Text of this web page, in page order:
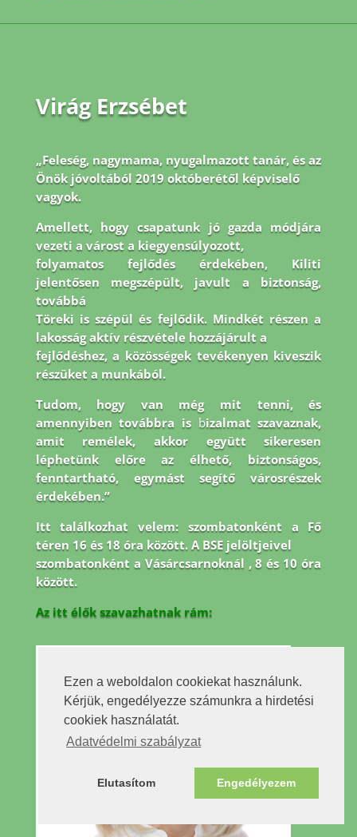
Ezen a weboldalon cookiekat használunk.
Kérjük, engedélyezze számunkra a hirdetési
cookiek használatát.
Adatvédelmi szabályzat
Elutasítom Engedélyezem
Virág Erzsébet
„Feleség, nagymama, nyugalmazott tanár, és az
Önök jóvoltából 2019 októberétől képviselő
vagyok.
Amellett, hogy csapatunk jó gazda módjára
vezeti a várost a kiegyensúlyozott,
folyamatos fejlődés érdekében, Kiliti
jelentősen megszépült, javult a biztonság,
továbbá
Töreki is szépül és fejlődik. Mindkét részen a
lakosság aktív részvétele hozzájárult a
fejlődéshez, a közösségek tevékenyen kiveszik
részüket a munkából.
Tudom, hogy van még mit tenni, és
amennyiben továbbra is bizalmat szavaznak,
amit remélek, akkor együttsikeresen
léphetünk előre az élhető, biztonságos,
fenntartható, egymást segítő városrészek
érdekében.”
Itt találkozhat velem: szombatonként a Fő
téren 16 és 18 óra között. A BSE jelöltjeivel
szombatonként a Vásárcsarnoknál , 8 és 10 óra
között.
Az itt élők szavazhatnak rám: